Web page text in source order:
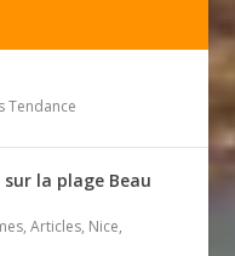
Tendance
la plage Beau
,Articles, Nice,